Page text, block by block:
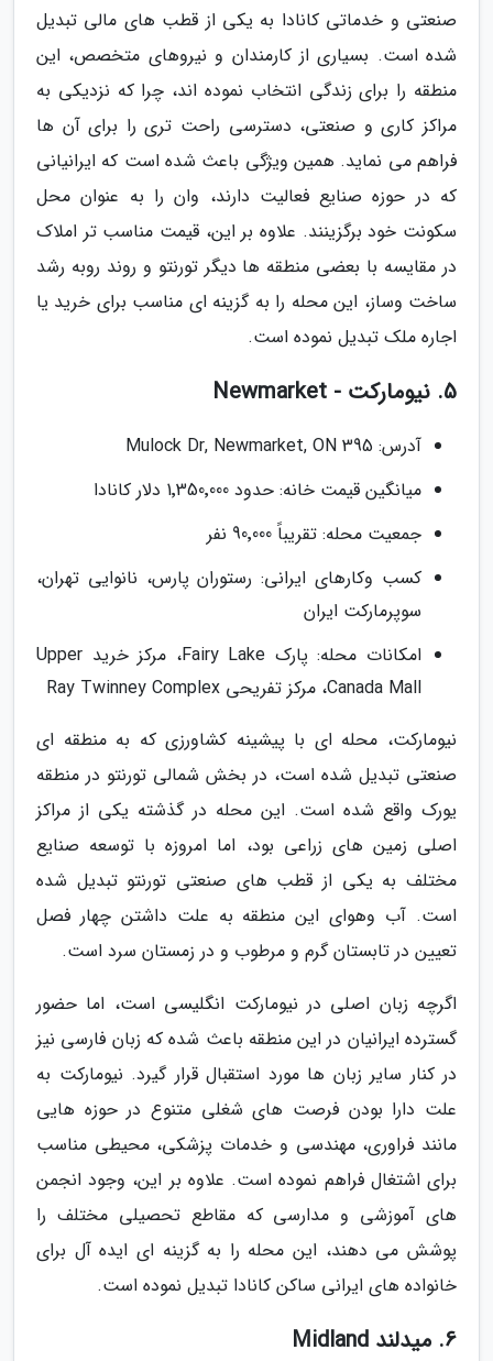
صنعتی و خدماتی کانادا به یکی از قطب های مالی تبدیل
شده است. بسیاری از کارمندان و نیروهای متخصص، این
منطقه را برای زندگی انتخاب نموده اند، چرا که نزدیکی به
مراکز کاری و صنعتی، دسترسی راحت تری را برای آن ها
فراهم می نماید. همین ویژگی باعث شده است که ایرانیانی
که در حوزه صنایع فعالیت دارند، وان را به عنوان محل
سکونت خود برگزینند. علاوه بر این، قیمت مناسب تر املاک
در مقایسه با بعضی منطقه ها دیگر تورنتو و روند روبه رشد
ساخت وساز، این محله را به گزینه ای مناسب برای خرید یا
اجاره ملک تبدیل نموده است.
5. نیومارکت - Newmarket
آدرس: 395 Mulock Dr, Newmarket, ON
میانگین قیمت خانه: حدود 1٬350٬000 دلار کانادا
جمعیت محله: تقریباً 90٬000 نفر
کسب وکارهای ایرانی: رستوران پارس، نانوایی تهران،
سوپرمارکت ایران
امکانات محله: پارک Fairy Lake، مرکز خرید Upper
Canada Mall، مرکز تفریحی Ray Twinney Complex
نیومارکت، محله ای با پیشینه کشاورزی که به منطقه ای
صنعتی تبدیل شده است، در بخش شمالی تورنتو در منطقه
یورک واقع شده است. این محله در گذشته یکی از مراکز
اصلی زمین های زراعی بود، اما امروزه با توسعه صنایع
مختلف به یکی از قطب های صنعتی تورنتو تبدیل شده
است. آب وهوای این منطقه به علت داشتن چهار فصل
تعیین در تابستان گرم و مرطوب و در زمستان سرد است.
اگرچه زبان اصلی در نیومارکت انگلیسی است، اما حضور
گسترده ایرانیان در این منطقه باعث شده که زبان فارسی نیز
در کنار سایر زبان ها مورد استقبال قرار گیرد. نیومارکت به
علت دارا بودن فرصت های شغلی متنوع در حوزه هایی
مانند فراوری، مهندسی و خدمات پزشکی، محیطی مناسب
برای اشتغال فراهم نموده است. علاوه بر این، وجود انجمن
های آموزشی و مدارسی که مقاطع تحصیلی مختلف را
پوشش می دهند، این محله را به گزینه ای ایده آل برای
خانواده های ایرانی ساکن کانادا تبدیل نموده است.
6. میدلند Midland